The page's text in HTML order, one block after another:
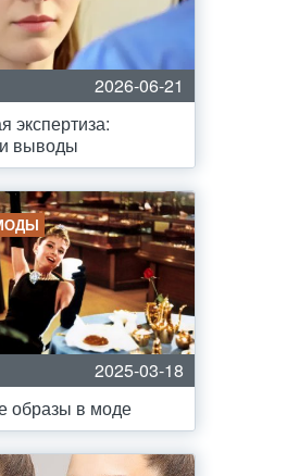
2026-06-21
экспертиза:
выводы
2025-03-18
образы в моде